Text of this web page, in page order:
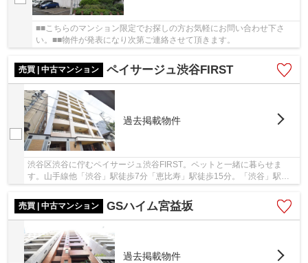
■■こちらのマンション限定でお探しの方お気軽にお問い合わせ下さ
い。■■物件が発表になり次第ご連絡させて頂きます。
売買 | 中古マンション ペイサージュ渋谷FIRST
過去掲載物件
渋谷区渋谷に佇むペイサージュ渋谷FIRST。ペットと一緒に暮らせま
す。山手線他「渋谷」駅徒歩7分「恵比寿」駅徒歩15分。「渋谷」駅か
売買 | 中古マンション
GSハイム宮益坂
過去掲載物件